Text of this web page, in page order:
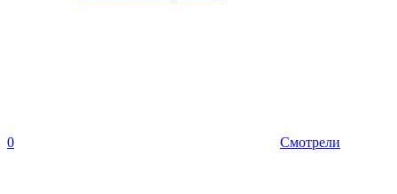
0 Смотрели